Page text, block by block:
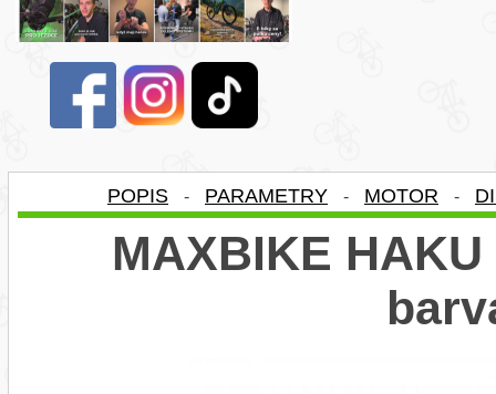
POPIS - PARAMETRY - MOTOR -
MAXBIKE